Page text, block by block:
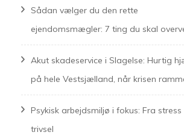
Sådan vælger du den rette
ejendomsmægler: 7 ting du skal
Akut skadeservice i Slagelse: Hurtig
på hele Vestsjælland, når krisen
Psykisk arbejdsmiljø i fokus: Fra stress
trivsel